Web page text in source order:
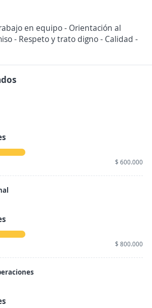
en equipo - Orientación al
- Respeto y trato digno - Calidad -
$ 600.000
$ 800.000